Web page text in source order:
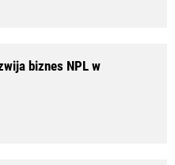
biznes NPL w